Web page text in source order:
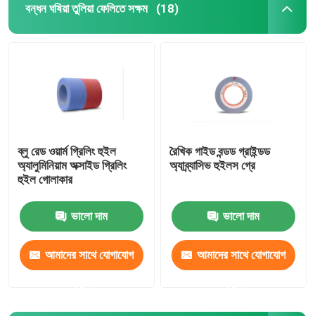
বন্ধন ঘষিয়া তুলিয়া ফেলিতে সক্ষম (18)
ব্লু রেড ওয়ার্ম গ্রিলিং হুইল
অ্যালুমিনিয়াম অক্সাইড গ্রিলিং
হুইল গোলাকার
ভালো দাম
আমাদের সাথে যোগাযোগ
রৈখিক গাইড বন্ডড গ্রাইন্ডড
অ্যাব্র্যাসিভ হুইলস গ্রে
ভালো দাম
আমাদের সাথে যোগাযোগ